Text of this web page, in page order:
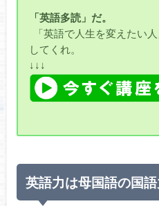
「英語多読」だ。
「英語で人生を変えたい
してくれ。
↓↓↓
英語力は母国語の国